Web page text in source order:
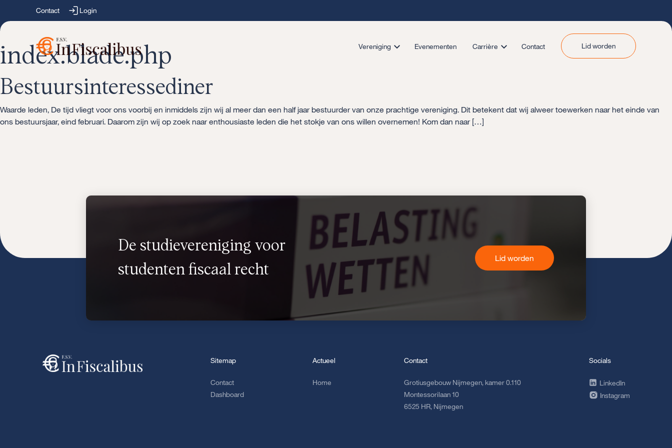
Contact Login
Vereniging Evenementen Carrière Contact Lid worden
index.blade.php
Bestuursinteressediner
Waarde leden, De tijd vliegt voor ons voorbij en inmiddels zijn wij al meer dan een half jaar bestuurder van onze prachtige vereniging. Dit betekent dat wij alweer toewerken naar het einde van
ons bestuursjaar, eind februari. Daarom zijn wij op zoek naar enthousiaste leden die het stokje van ons willen overnemen! Kom dan naar […]
De studievereniging voor
studenten fiscaal recht
Lid worden
Sitemap
Contact
Dashboard
Actueel
Home
Contact
Grotiusgebouw Nijmegen, kamer 0.110
Montessorilaan 10
6525 HR, Nijmegen
Socials
LinkedIn
Instagram